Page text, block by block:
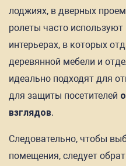
лоджиях, в дверных
ролеты часто
интерьерах, в которых
деревянной мебели и
идеально подходят для
для защиты посетителей
взглядов.
Следовательно, чтобы
помещения, следует